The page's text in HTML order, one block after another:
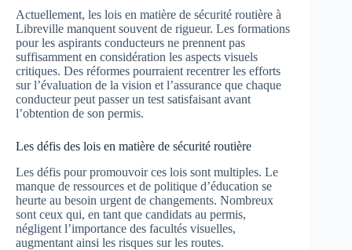
Actuellement, les lois en matière de sécurité routière à
Libreville manquent souvent de rigueur. Les formations
pour les aspirants conducteurs ne prennent pas
suffisamment en considération les aspects visuels
critiques. Des réformes pourraient recentrer les efforts
sur l’évaluation de la vision et l’assurance que chaque
conducteur peut passer un test satisfaisant avant
l’obtention de son permis.
Les défis des lois en matière de sécurité routière
Les défis pour promouvoir ces lois sont multiples. Le
manque de ressources et de politique d’éducation se
heurte au besoin urgent de changements. Nombreux
sont ceux qui, en tant que candidats au permis,
négligent l’importance des facultés visuelles,
augmentant ainsi les risques sur les routes.